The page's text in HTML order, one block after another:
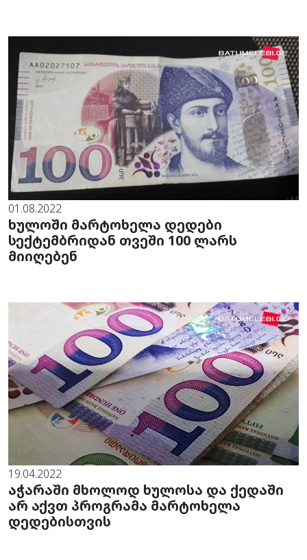
01.08.2022
ხულოში მარტოხელა დედები
სექტემბრიდან თვეში 100 ლარს
მიიღებენ
19.04.2022
აჭარაში მხოლოდ ხულოსა და ქედაში
არ აქვთ პროგრამა მარტოხელა
დედებისთვის